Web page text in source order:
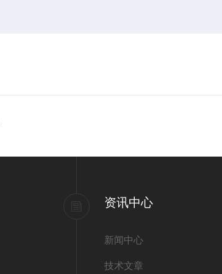
资讯中心
新闻中心
技术文章